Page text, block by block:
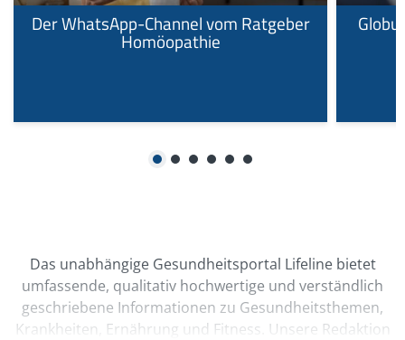
Der WhatsApp-Channel vom Ratgeber
Homöopathie
1 2 3 4 5 6
Das unabhängige Gesundheitsportal Lifeline bietet
umfassende, qualitativ hochwertige und verständlich
geschriebene Informationen zu Gesundheitsthemen,
Krankheiten, Ernährung und Fitness. Unsere Redaktion